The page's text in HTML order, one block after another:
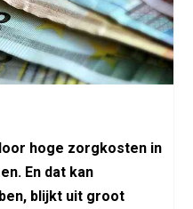
hoge zorgkosten in
En dat kan
blijkt uit groot